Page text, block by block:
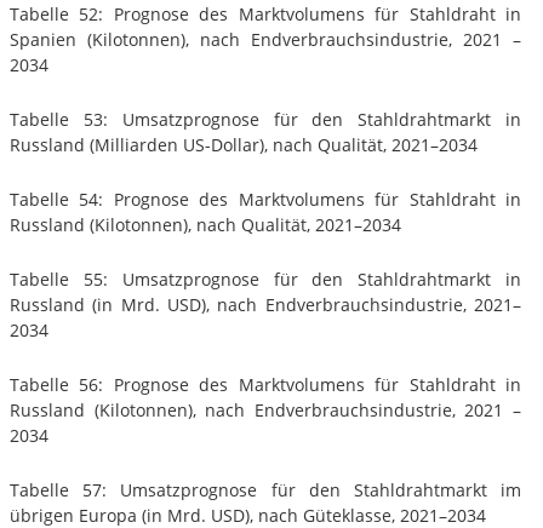
Tabelle 52: Prognose des Marktvolumens für Stahldraht in
Spanien (Kilotonnen), nach Endverbrauchsindustrie, 2021 –
2034
Tabelle 53: Umsatzprognose für den Stahldrahtmarkt in
Russland (Milliarden US-Dollar), nach Qualität, 2021–2034
Tabelle 54: Prognose des Marktvolumens für Stahldraht in
Russland (Kilotonnen), nach Qualität, 2021–2034
Tabelle 55: Umsatzprognose für den Stahldrahtmarkt in
Russland (in Mrd. USD), nach Endverbrauchsindustrie, 2021–
2034
Tabelle 56: Prognose des Marktvolumens für Stahldraht in
Russland (Kilotonnen), nach Endverbrauchsindustrie, 2021 –
2034
Tabelle 57: Umsatzprognose für den Stahldrahtmarkt im
übrigen Europa (in Mrd. USD), nach Güteklasse, 2021–2034